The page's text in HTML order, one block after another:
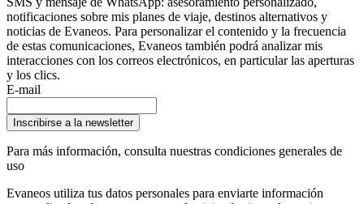
notificaciones sobre mis planes de viaje, destinos alternativos y
noticias de Evaneos. Para personalizar el contenido y la frecuencia
de estas comunicaciones, Evaneos también podrá analizar mis
interacciones con los correos electrónicos, en particular las aperturas
y los clics.
E-mail
Inscribirse a la newsletter
Para más información, consulta nuestras condiciones generales de
uso
Evaneos utiliza tus datos personales para enviarte información